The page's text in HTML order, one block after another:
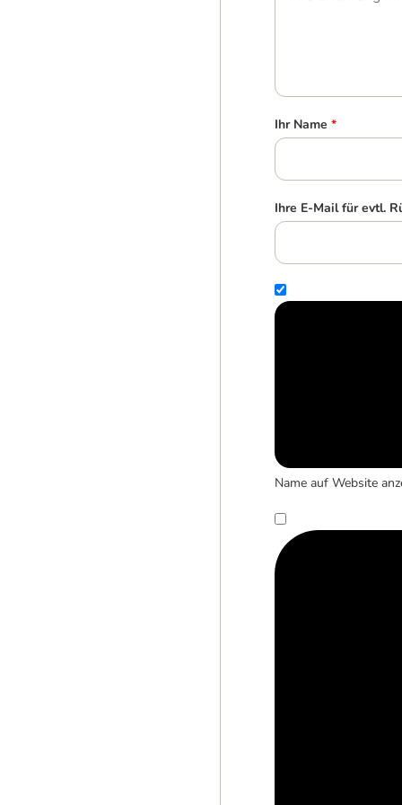
Ihr Name *
Ihre E-Mail für evtl.
Name auf Website